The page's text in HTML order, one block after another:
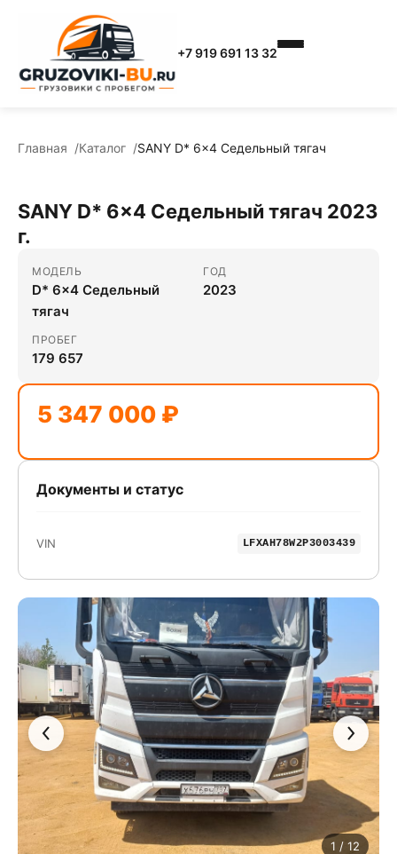
+7 919 691 13 32
Главная Каталог SANY D* 6x4 Седельный тягач
1 / 12
SANY D* 6x4 Седельный тягач 2023
г.
МОДЕЛЬ
D* 6x4 Седельный
тягач
ГОД
2023
ПРОБЕГ
179 657
5 347 000 ₽
Документы и статус
VIN LFXAH78W2P3003439